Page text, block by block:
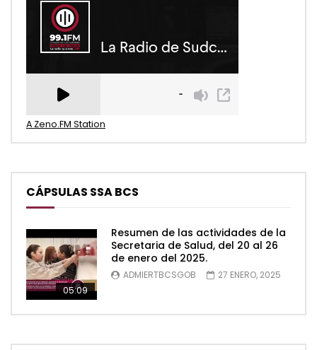
A Zeno.FM Station
CÁPSULAS SSA BCS
05:09
Resumen de las actividades de la
Secretaria de Salud, del 20 al 26
de enero del 2025.
ADMIERTBCSGOB 27 ENERO, 2025